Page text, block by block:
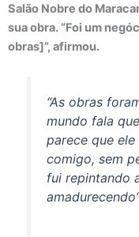
Salão Nobre do
sua obra. “Foi um
obras]”, afirmou.
“As obras
mundo fala
parece que
comigo, sem
fui repintando